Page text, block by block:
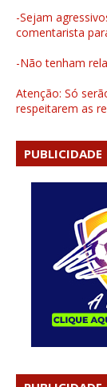
-Sejam
comentarista
-Não tenham
Atenção: Só
respeitarem as
PUBLICIDADE